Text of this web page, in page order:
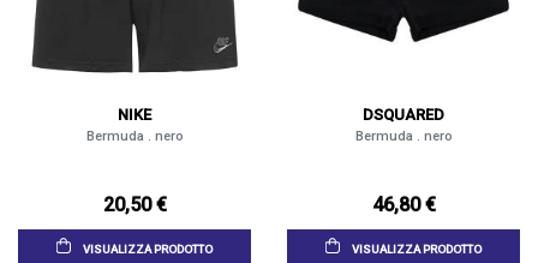
NIKE
Bermuda . nero
20,50 €
VISUALIZZA PRODOTTO
DSQUARED
Bermuda . nero
46,80 €
VISUALIZZA PRODOTTO